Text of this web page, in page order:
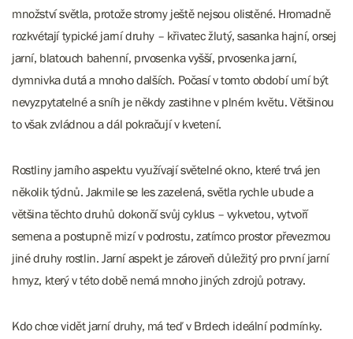
množství světla, protože stromy ještě nejsou olistěné. Hromadně
rozkvétají typické jarní druhy – křivatec žlutý, sasanka hajní, orsej
jarní, blatouch bahenní, prvosenka vyšší, prvosenka jarní,
dymnivka dutá a mnoho dalších. Počasí v tomto období umí být
nevyzpytatelné a sníh je někdy zastihne v plném květu. Většinou
to však zvládnou a dál pokračují v kvetení.
Rostliny jarního aspektu využívají světelné okno, které trvá jen
několik týdnů. Jakmile se les zazelená, světla rychle ubude a
většina těchto druhů dokončí svůj cyklus – vykvetou, vytvoří
semena a postupně mizí v podrostu, zatímco prostor převezmou
jiné druhy rostlin. Jarní aspekt je zároveň důležitý pro první jarní
hmyz, který v této době nemá mnoho jiných zdrojů potravy.
Kdo chce vidět jarní druhy, má teď v Brdech ideální podmínky.